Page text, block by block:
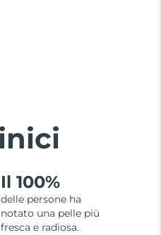
Il 100%
delle persone ha
notato una pelle più
fresca e radiosa.